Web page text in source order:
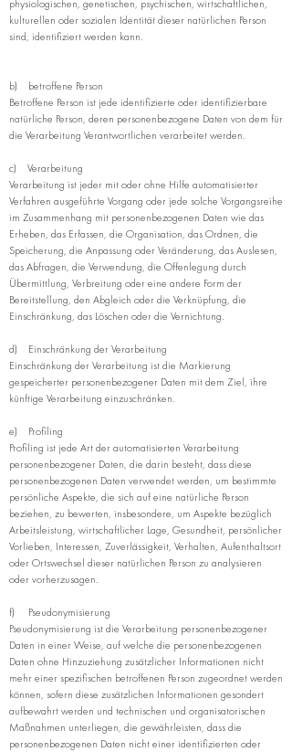
physiologischen, genetischen, psychischen, wirtschaftlichen,
kulturellen oder sozialen Identität dieser natürlichen Person
sind, identifiziert werden kann.
b) betroffene Person
Betroffene Person ist jede identifizierte oder identifizierbare
natürliche Person, deren personenbezogene Daten von dem für
die Verarbeitung Verantwortlichen verarbeitet werden.
c) Verarbeitung
Verarbeitung ist jeder mit oder ohne Hilfe automatisierter
Verfahren ausgeführte Vorgang oder jede solche Vorgangsreihe
im Zusammenhang mit personenbezogenen Daten wie das
Erheben, das Erfassen, die Organisation, das Ordnen, die
Speicherung, die Anpassung oder Veränderung, das Auslesen,
das Abfragen, die Verwendung, die Offenlegung durch
Übermittlung, Verbreitung oder eine andere Form der
Bereitstellung, den Abgleich oder die Verknüpfung, die
Einschränkung, das Löschen oder die Vernichtung.
d) Einschränkung der Verarbeitung
Einschränkung der Verarbeitung ist die Markierung
gespeicherter personenbezogener Daten mit dem Ziel, ihre
künftige Verarbeitung einzuschränken.
e) Profiling
Profiling ist jede Art der automatisierten Verarbeitung
personenbezogener Daten, die darin besteht, dass diese
personenbezogenen Daten verwendet werden, um bestimmte
persönliche Aspekte, die sich auf eine natürliche Person
beziehen, zu bewerten, insbesondere, um Aspekte bezüglich
Arbeitsleistung, wirtschaftlicher Lage, Gesundheit, persönlicher
Vorlieben, Interessen, Zuverlässigkeit, Verhalten, Aufenthaltsort
oder Ortswechsel dieser natürlichen Person zu analysieren
oder vorherzusagen.
f) Pseudonymisierung
Pseudonymisierung ist die Verarbeitung personenbezogener
Daten in einer Weise, auf welche die personenbezogenen
Daten ohne Hinzuziehung zusätzlicher Informationen nicht
mehr einer spezifischen betroffenen Person zugeordnet werden
können, sofern diese zusätzlichen Informationen gesondert
aufbewahrt werden und technischen und organisatorischen
Maßnahmen unterliegen, die gewährleisten, dass die
personenbezogenen Daten nicht einer identifizierten oder